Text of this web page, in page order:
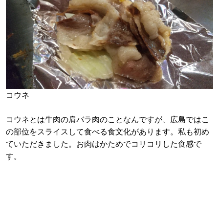
コウネ
コウネとは牛肉の肩バラ肉のことなんですが、広島ではこ
の部位をスライスして食べる食文化があります。私も初め
ていただきました。お肉はかためでコリコリした食感で
す。